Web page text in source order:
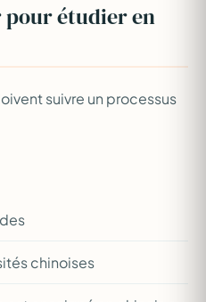
étudier en
suivre un processus
chinoises